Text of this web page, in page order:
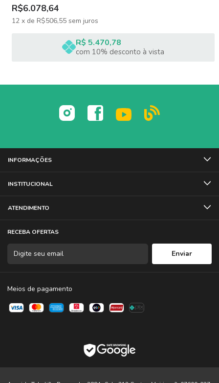
Formato completo: 24,4 - 6,2 graus | APS-C: 16,2 - 4,1 graus
Diâmetro do filtro ou da tampa: 67 milímetros
Dimensões
Sony E: 86 x 199,2 milímetros
Para-sol da lente (LH770-05), anel de proteção (PT-31), tampa
ITENS INCLUSOS:
R$6.078,64
12 x de R$506,55 sem juros
R$ 5.470,78
com 10% desconto à vista
INFORMAÇÕES
INSTITUCIONAL
ATENDIMENTO
RECEBA OFERTAS
Meios de pagamento